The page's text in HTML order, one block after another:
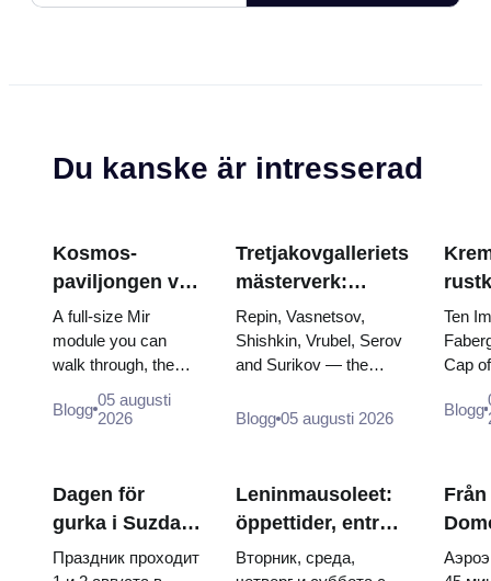
Du kanske är intresserad
Kosmos-
paviljongen vid
VDNKh: Inuti
Rysslands
största
rymdutställning
A full-size Mir
module you can
walk through, the
model, scorched
flight...
Blogg 05 augusti
2026
Tretjakovgalleriets
mästerverk:
målningarna som
är värda att
planera kring
Repin, Vasnetsov,
Shishkin, Vrubel, Serov
and Surikov — the
where they hang, and
Blogg 05 augusti 2026
Ten
Cap
of
Blogg
Dagen för
gurka i Suzdal
2026: biljetter,
Праздник проходит
Leninmausoleet:
öppettider, entré
och den stora
Вторник, среда,
Från
till